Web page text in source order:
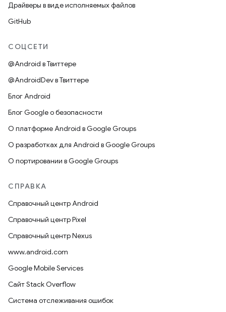
Драйверы в виде исполняемых файлов
GitHub
СОЦСЕТИ
@Android в Твиттере
@AndroidDev в Твиттере
Блог Android
Блог Google о безопасности
О платформе Android в Google Groups
О разработках для Android в Google Groups
О портировании в Google Groups
СПРАВКА
Справочный центр Android
Справочный центр Pixel
Справочный центр Nexus
www.android.com
Google Mobile Services
Сайт Stack Overflow
Система отслеживания ошибок